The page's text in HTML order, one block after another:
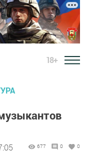
18+
677 0 0